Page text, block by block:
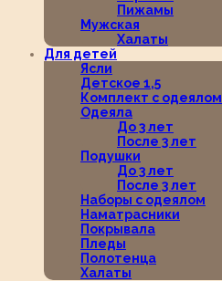
Пижамы
Мужская
Халаты
Для детей
Ясли
Детское 1,5
Комплект с одеялом
Одеяла
До 3 лет
После 3 лет
Подушки
До 3 лет
После 3 лет
Наборы с одеялом
Наматрасники
Покрывала
Пледы
Полотенца
Халаты